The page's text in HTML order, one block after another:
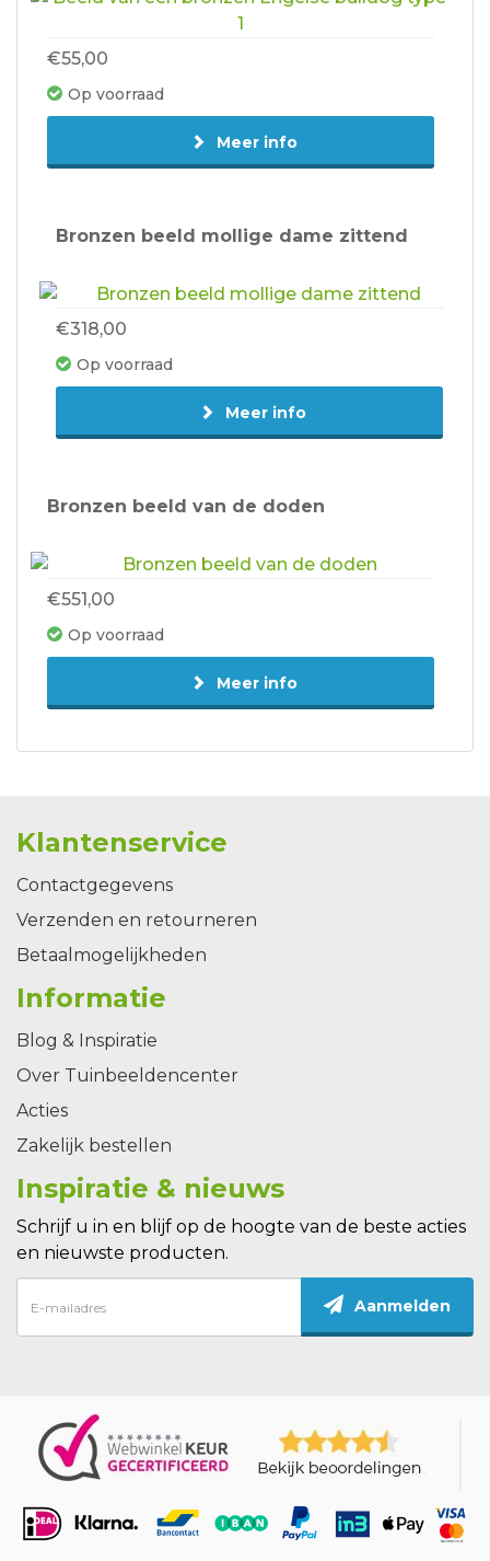
€55,00
Op voorraad
Meer info
Bronzen beeld mollige dame zittend
€318,00
Op voorraad
Meer info
Bronzen beeld van de doden
€551,00
Op voorraad
Meer info
Klantenservice
Contactgegevens
Verzenden en retourneren
Betaalmogelijkheden
Informatie
Blog & Inspiratie
Over Tuinbeeldencenter
Acties
Zakelijk bestellen
Inspiratie & nieuws
Schrijf u in en blijf op de hoogte van de beste acties
en nieuwste producten.
Aanmelden